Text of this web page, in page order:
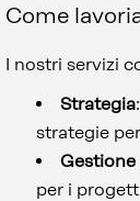
Come
I nostri servizi
Strategia
strategie
per i